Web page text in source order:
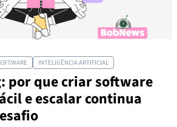
INTELIGÊNCIA ARTIFICIAL
por que criar software
e escalar continua